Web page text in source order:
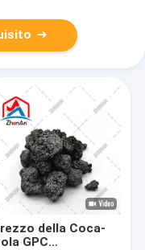
della Coca-
GPC